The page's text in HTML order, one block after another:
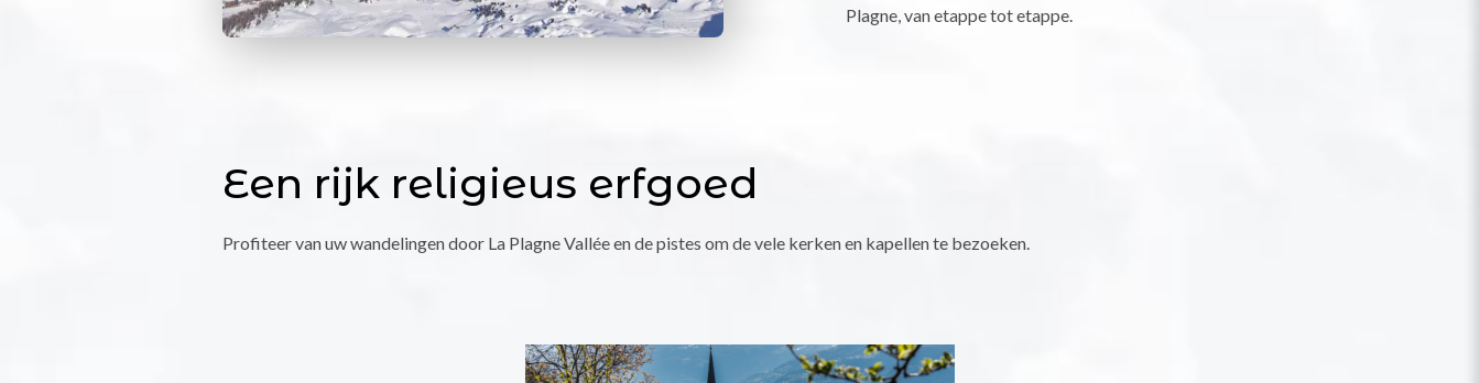
Plagne, van etappe tot etappe.
Een rijk religieus erfgoed
Profiteer van uw wandelingen door La Plagne Vallée en de pistes om de vele kerken en kapellen te bezoeken.